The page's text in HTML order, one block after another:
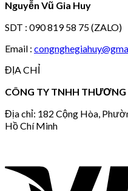
Nguyễn Vũ Gia Huy
SDT : 090 819 58 75 (ZALO)
Email :
ĐỊA CHỈ
CÔNG TY TNHH
Địa chỉ: 182 Cộng Hòa,
Hồ Chí Minh